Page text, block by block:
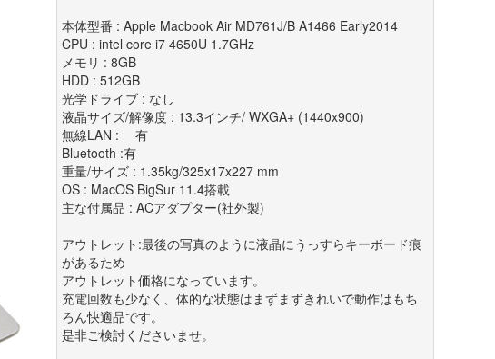
本体型番 : Apple Macbook Air MD761J/B A1466 Early2014
CPU : intel core i7 4650U 1.7GHz
メモリ : 8GB
HDD : 512GB
光学ドライブ : なし
液晶サイズ/解像度 : 13.3インチ/ WXGA+ (1440x900)
無線LAN : 有
Bluetooth :有
重量/サイズ : 1.35kg/325x17x227 mm
OS : MacOS BigSur 11.4搭載
主な付属品 : ACアダプター(社外製)
アウトレット:最後の写真のように液晶にうっすらキーボード痕
があるため
アウトレット価格になっています。
充電回数も少なく、体的な状態はまずまずきれいで動作はもち
ろん快適品です。
是非ご検討くださいませ。